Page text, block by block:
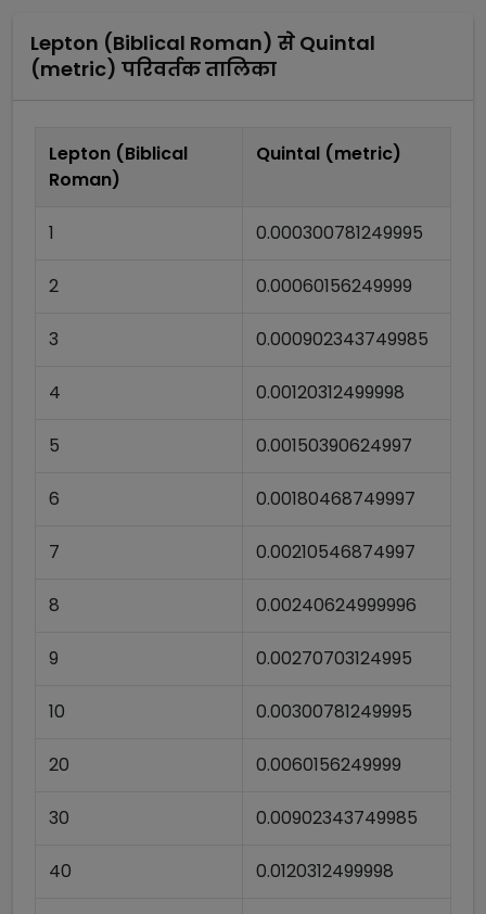
Lepton (Biblical Roman) से Quintal
(metric) परिवर्तक तालिका
Lepton (Biblical
Roman)
Quintal (metric)
1 0.000300781249995
2 0.00060156249999
3 0.000902343749985
4 0.00120312499998
5 0.00150390624997
6 0.00180468749997
7 0.00210546874997
8 0.00240624999996
9 0.00270703124995
10 0.00300781249995
20 0.0060156249999
30 0.00902343749985
40 0.0120312499998